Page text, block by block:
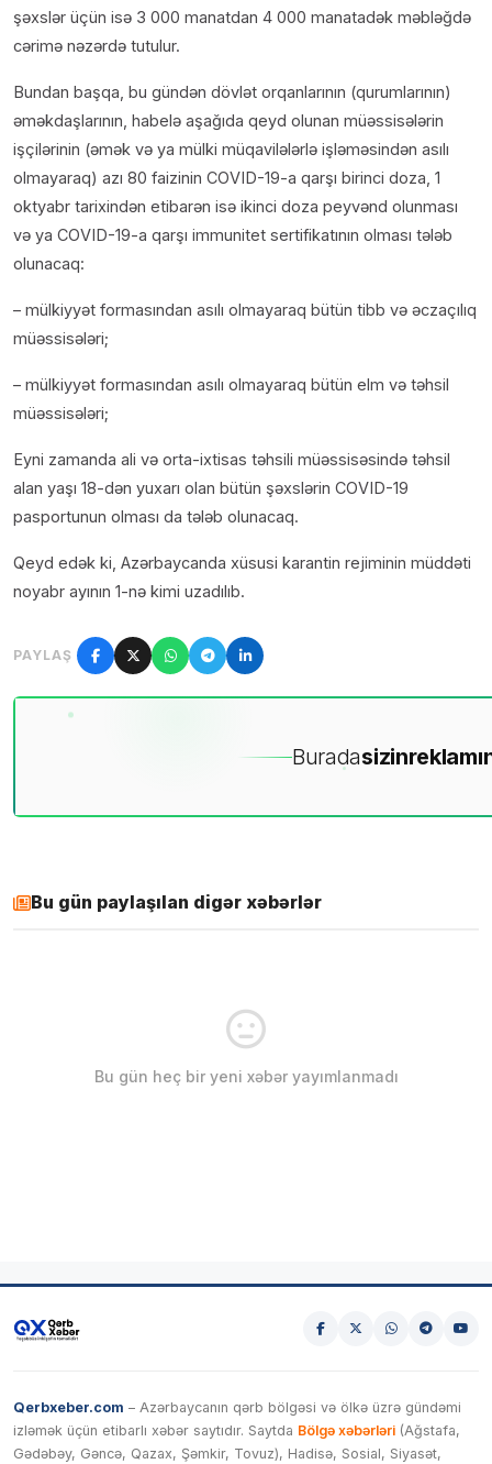
şəxslər üçün isə 3 000 manatdan 4 000 manatadək məbləğdə
cərimə nəzərdə tutulur.
Bundan başqa, bu gündən dövlət orqanlarının (qurumlarının)
əməkdaşlarının, habelə aşağıda qeyd olunan müəssisələrin
işçilərinin (əmək və ya mülki müqavilələrlə işləməsindən asılı
olmayaraq) azı 80 faizinin COVID-19-a qarşı birinci doza, 1
oktyabr tarixindən etibarən isə ikinci doza peyvənd olunması
və ya COVID-19-a qarşı immunitet sertifikatının olması tələb
olunacaq:
– mülkiyyət formasından asılı olmayaraq bütün tibb və əczaçılıq
müəssisələri;
– mülkiyyət formasından asılı olmayaraq bütün elm və təhsil
müəssisələri;
Eyni zamanda ali və orta-ixtisas təhsili müəssisəsində təhsil
alan yaşı 18-dən yuxarı olan bütün şəxslərin COVID-19
pasportunun olması da tələb olunacaq.
Qeyd edək ki, Azərbaycanda xüsusi karantin rejiminin müddəti
noyabr ayının 1-nə kimi uzadılıb.
PAYLAŞ
Buradasizin
Bu gün paylaşılan digər xəbərlər
Bu gün heç bir yeni xəbər yayımlanmadı
Qerbxeber.com – Azərbaycanın qərb bölgəsi və ölkə üzrə gündəmi
izləmək üçün etibarlı xəbər saytıdır. Saytda Bölgə xəbərləri (Ağstafa,
Gədəbəy, Gəncə, Qazax, Şəmkir, Tovuz), Hadisə, Sosial, Siyasət,